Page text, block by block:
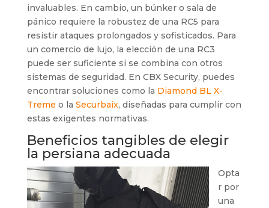
invaluables. En cambio, un búnker o sala de
pánico requiere la robustez de una RC5 para
resistir ataques prolongados y sofisticados. Para
un comercio de lujo, la elección de una RC3
puede ser suficiente si se combina con otros
sistemas de seguridad. En CBX Security, puedes
encontrar soluciones como la Diamond BL X-
Treme o la Securbaix, diseñadas para cumplir con
estas exigentes normativas.
Beneficios tangibles de elegir
la persiana adecuada
Opta
r por
una